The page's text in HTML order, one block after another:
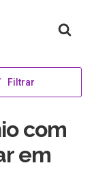
Filtrar
com
em